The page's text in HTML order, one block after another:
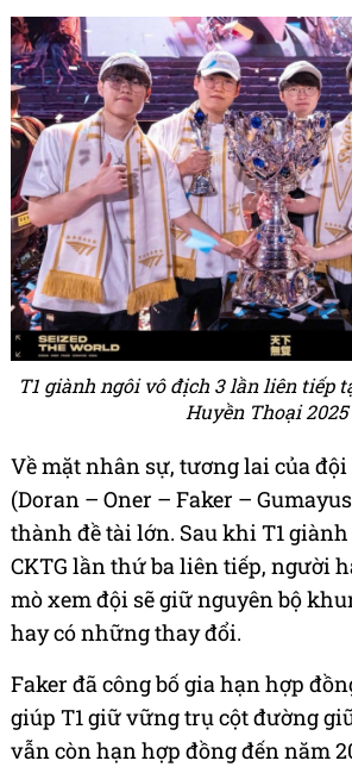
T1 giành ngôi vô địch 3 lần liên tiếp
Huyền Thoại 2025
Về mặt nhân sự, tương lai của đội
(Doran – Oner – Faker –
thành đề tài lớn. Sau khi T1
CKTG lần thứ ba liên tiếp, người
mò xem đội sẽ giữ nguyên bộ
hay có những thay đổi.
Faker đã công bố gia hạn hợp
giúp T1 giữ vững trụ cột đường
vẫn còn hạn hợp đồng đến năm